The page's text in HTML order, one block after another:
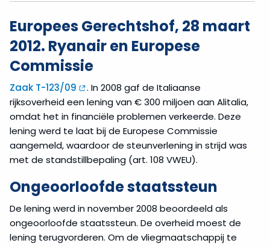
Europees Gerechtshof, 28 maart
2012. Ryanair en Europese
Commissie
Zaak T-123/09
. In 2008 gaf de Italiaanse
rijksoverheid een lening van € 300 miljoen aan Alitalia,
omdat het in financiële problemen verkeerde. Deze
lening werd te laat bij de Europese Commissie
aangemeld, waardoor de steunverlening in strijd was
met de standstillbepaling (art. 108 VWEU).
Ongeoorloofde staatssteun
De lening werd in november 2008 beoordeeld als
ongeoorloofde staatssteun. De overheid moest de
lening terugvorderen. Om de vliegmaatschappij te